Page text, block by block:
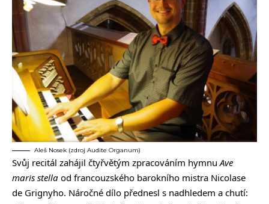
Aleš Nosek (zdroj Audite Organum)
Svůj recitál zahájil čtyřvětým zpracováním hymnuAve
maris stella od francouzského barokního mistra Nicolase
de Grignyho. Náročné dílo přednesl s nadhledem a chutí: